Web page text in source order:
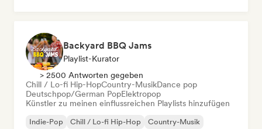
Backyard BBQ Jams
Playlist-Kurator
> 2500 Antworten gegeben
Chill / Lo-fi Hip-HopCountry-MusikDance pop
Deutschpop/German PopElektropop
Künstler zu meinen einflussreichen Playlists hinzufügen
Indie-Pop Chill / Lo-fi Hip-Hop Country-Musik